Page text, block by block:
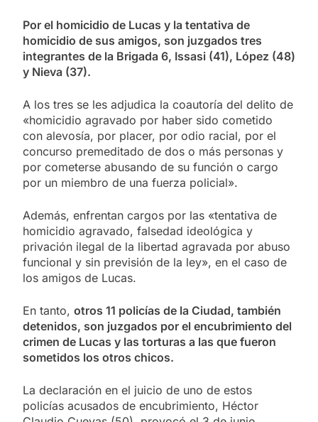
Por el homicidio de Lucas y la tentativa de
homicidio de sus amigos, son juzgados tres
integrantes de la Brigada 6, Issasi (41), López (48)
y Nieva (37).
A los tres se les adjudica la coautoría del delito de
«homicidio agravado por haber sido cometido
con alevosía, por placer, por odio racial, por el
concurso premeditado de dos o más personas y
por cometerse abusando de su función o cargo
por un miembro de una fuerza policial».
Además, enfrentan cargos por las «tentativa de
homicidio agravado, falsedad ideológica y
privación ilegal de la libertad agravada por abuso
funcional y sin previsión de la ley», en el caso de
los amigos de Lucas.
En tanto, otros 11 policías de la Ciudad, también
detenidos, son juzgados por el encubrimiento del
crimen de Lucas y las torturas a las que fueron
sometidos los otros chicos.
La declaración en el juicio de uno de estos
policías acusados de encubrimiento, Héctor